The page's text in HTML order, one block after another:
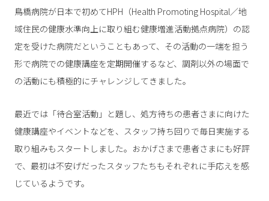
鳥橋病院が日本で初めてHPH（Health Promoting Hospital／地
域住民の健康水準向上に取り組む健康増進活動拠点病院）の認
定を受けた病院だということもあって、その活動の一端を担う
形で病院での健康講座を定期開催するなど、調剤以外の場面で
の活動にも積極的にチャレンジしてきました。
最近では「待合室活動」と題し、処方待ちの患者さまに向けた
健康講座やイベントなどを、スタッフ持ち回りで毎日実施する
取り組みもスタートしました。おかげさまで患者さまにも好評
で、最初は不安げだったスタッフたちもそれぞれに手応えを感
じているようです。